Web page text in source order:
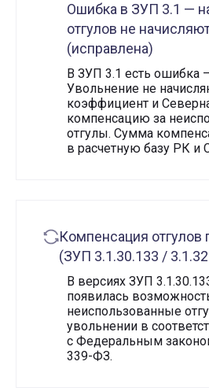
Ошибка в ЗУП 3.1 —
отгулов не
(исправлена)
В ЗУП 3.1 есть ошибка
Увольнение не
коэффициент и
компенсацию за
отгулы. Сумма
в расчетную базу РК и
Компенсация отгулов
(ЗУП 3.1.30.133 /
В версиях ЗУП
появилась
неиспользованные
увольнении в
с Федеральным
339-ФЗ.